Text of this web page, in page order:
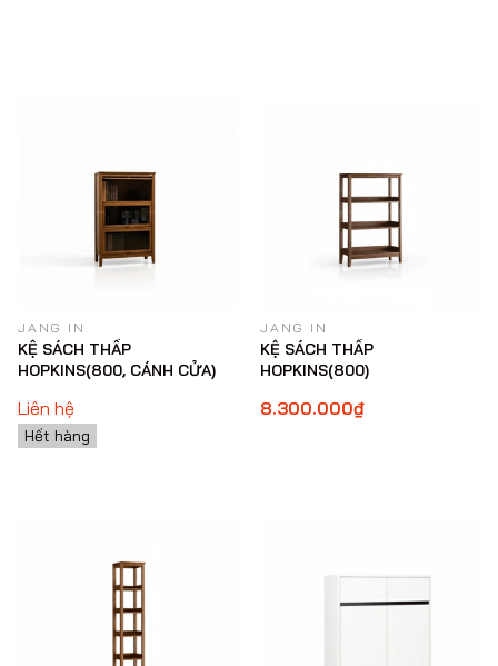
JANG IN
KỆ SÁCH THẤP
HOPKINS(800, CÁNH CỬA)
Liên hệ
Hết hàng
JANG IN
KỆ SÁCH THẤP
HOPKINS(800)
8.300.000₫